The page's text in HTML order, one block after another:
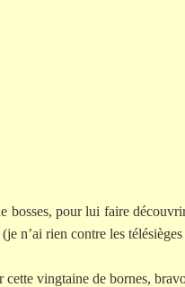
bosses, pour lui faire
(je n’ai rien contre les
vingtaine de bornes,